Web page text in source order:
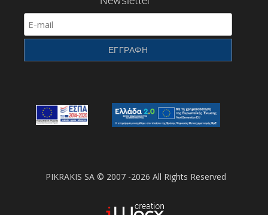
PIKRAKIS SA © 2007 -2026 All Rights Reserved